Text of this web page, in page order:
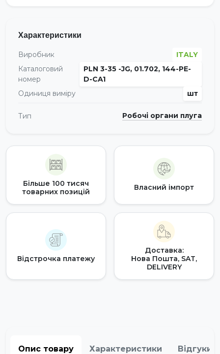
Характеристики
Виробник
ITALY
Каталоговий
номер
PLN 3-35 -JG, 01.702, 144-PE-
D-CA1
Одиниця виміру
шт
Тип Робочі органи плуга
Більше 100 тисяч
товарних позицій
Власний імпорт
Відстрочка платежу
Доставка:
Нова Пошта, SAT,
DELIVERY
Опис товару Характеристики Відгуки